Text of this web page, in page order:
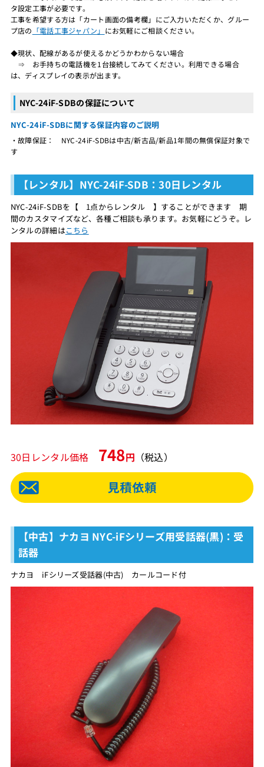
タ設定工事が必要です。
工事を希望する方は「カート画面の備考欄」にご入力いただくか、グルー
プ店の 「電話工事ジャパン」 にお気軽にご相談ください。
◆現状、配線があるが使えるかどうかわからない場合
⇒ お手持ちの電話機を1台接続してみてください。利用できる場合
は、ディスプレイの表示が出ます。
NYC-24iF-SDBの保証について
NYC-24iF-SDBに関する保証内容のご説明
・故障保証： NYC-24iF-SDBは中古/新古品/新品1年間の無償保証対象で
す
【レンタル】NYC-24iF-SDB：30日レンタル
NYC-24iF-SDBを【 1点からレンタル 】することができます 期
間のカスタマイズなど、各種ご相談も承ります。お気軽にどうぞ。レ
ンタルの詳細はこちら
30日レンタル価格 748円 （税込）
【中古】ナカヨ NYC-iFシリーズ用受話器(黒)：受
話器
ナカヨ iFシリーズ受話器(中古) カールコード付